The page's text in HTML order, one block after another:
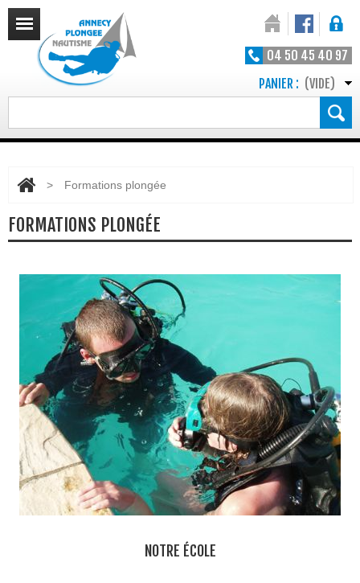
04 50 45 40 97
PANIER : (VIDE)
> Formations plongée
FORMATIONS PLONGÉE
NOTRE ÉCOLE